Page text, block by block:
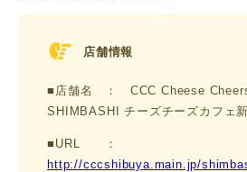
店舗情報
■店舗名 ： CCC Cheese
SHIMBASHI チーズチーズカフェ
■URL ：
http://cccshibuya.main.jp/